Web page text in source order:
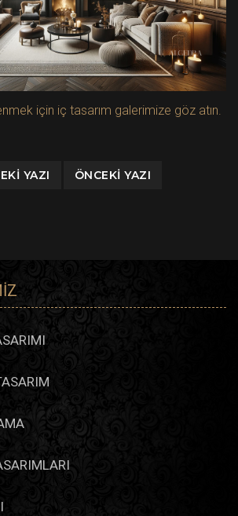
için iç tasarım galerimize göz atın.
YAZI ÖNCEKI YAZI